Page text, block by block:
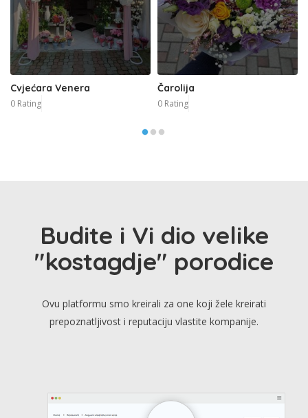
Cvjećara Venera
0 Rating
Čarolija
0 Rating
Budite i Vi dio velike
"kostagdje" porodice
Ovu platformu smo kreirali za one koji žele kreirati
prepoznatljivost i reputaciju vlastite kompanije.